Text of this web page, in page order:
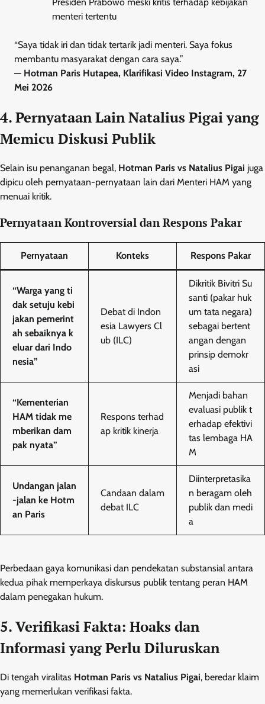
menteri tertentu
“Saya tidak iri dan tidak tertarik jadi menteri. Saya fokus
membantu masyarakat dengan cara saya.”
— Hotman Paris Hutapea, Klarifikasi Video Instagram, 27
Mei 2026
4. Pernyataan Lain Natalius Pigai yang
Memicu Diskusi Publik
Selain isu penanganan begal, Hotman Paris vs Natalius Pigai juga
dipicu oleh pernyataan-pernyataan lain dari Menteri HAM yang
menuai kritik.
Pernyataan Kontroversial dan Respons Pakar
Pernyataan Konteks Respons Pakar
“Warga yang ti
dak setuju kebi
jakan pemerint
ah sebaiknya k
eluar dari Indo
nesia”
Debat di Indon
esia Lawyers Cl
ub (ILC)
Dikritik Bivitri Su
santi (pakar huk
um tata negara)
sebagai bertent
angan dengan
prinsip demokr
asi
“Kementerian
HAM tidak me
mberikan dam
pak nyata”
Respons terhad
ap kritik kinerja
Menjadi bahan
evaluasi publik t
erhadap efektivi
tas lembaga HA
M
Undangan jalan
-jalan ke Hotm
an Paris
Candaan dalam
debat ILC
Diinterpretasika
n beragam oleh
publik dan medi
a
Perbedaan gaya komunikasi dan pendekatan substansial antara
kedua pihak memperkaya diskursus publik tentang peran HAM
dalam penegakan hukum.
5. Verifikasi Fakta: Hoaks dan
Informasi yang Perlu Diluruskan
Di tengah viralitas Hotman Paris vs Natalius Pigai, beredar klaim
yang memerlukan verifikasi fakta.